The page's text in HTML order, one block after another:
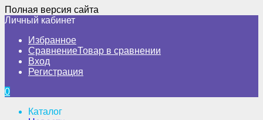
Полная версия сайта
Личный кабинет
Избранное
СравнениеТовар в сравнении
Вход
Регистрация
0
Каталог